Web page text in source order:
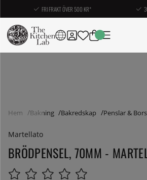
FRI FRAKT ÖVER 500 KR*
Hem Bakning Bakredskap Penslar &
Martellato
BRÖDPENSEL, 70MM -